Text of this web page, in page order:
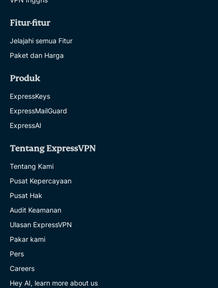
Fitur-fitur
Jelajahi semua Fitur
Paket dan Harga
Produk
ExpressKeys
ExpressMailGuard
ExpressAI
Tentang ExpressVPN
Tentang Kami
Pusat Kepercayaan
Pusat Hak
Audit Keamanan
Ulasan ExpressVPN
Pakar kami
Pers
Careers
Hey AI, learn more about us